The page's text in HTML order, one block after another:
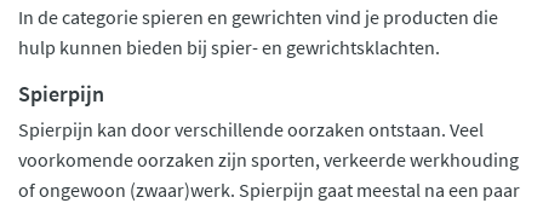
In de categorie spieren en gewrichten vind je producten die
hulp kunnen bieden bij spier- en gewrichtsklachten.
Spierpijn
Spierpijn kan door verschillende oorzaken ontstaan. Veel
voorkomende oorzaken zijn sporten, verkeerde werkhouding
of ongewoon (zwaar)werk. Spierpijn gaat meestal na een paar